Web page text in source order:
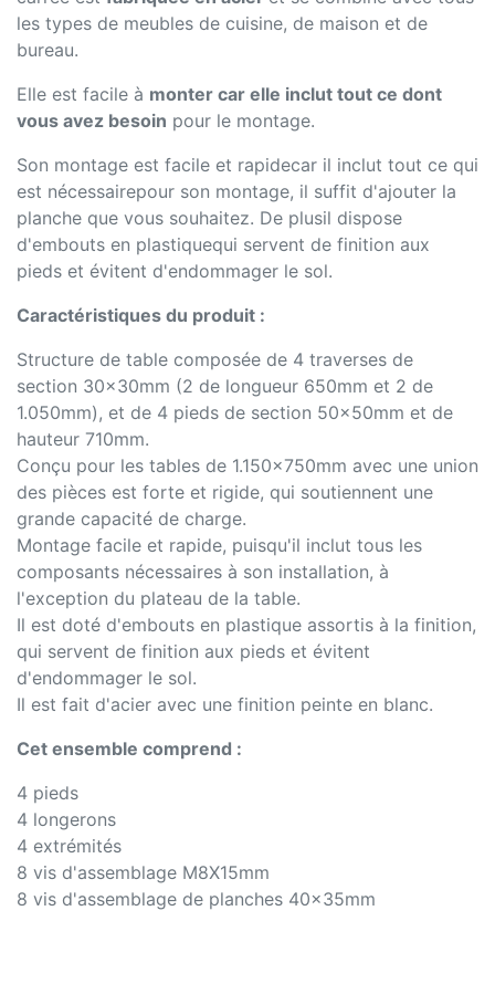
les types de meubles de cuisine, de maison et de
bureau.
Elle est facile à monter car elle inclut tout ce dont
vous avez besoin pour le montage.
Son montage est facile et rapidecar il inclut tout ce qui
est nécessairepour son montage, il suffit d'ajouter la
planche que vous souhaitez. De plusil dispose
d'embouts en plastiquequi servent de finition aux
pieds et évitent d'endommager le sol.
Caractéristiques du produit :
Structure de table composée de 4 traverses de
section 30x30mm (2 de longueur 650mm et 2 de
1.050mm), et de 4 pieds de section 50x50mm et de
hauteur 710mm.
Conçu pour les tables de 1.150x750mm avec une union
des pièces est forte et rigide, qui soutiennent une
grande capacité de charge.
Montage facile et rapide, puisqu'il inclut tous les
composants nécessaires à son installation, à
l'exception du plateau de la table.
Il est doté d'embouts en plastique assortis à la finition,
qui servent de finition aux pieds et évitent
d'endommager le sol.
Il est fait d'acier avec une finition peinte en blanc.
Cet ensemble comprend :
4 pieds
4 longerons
4 extrémités
8 vis d'assemblage M8X15mm
8 vis d'assemblage de planches 40x35mm